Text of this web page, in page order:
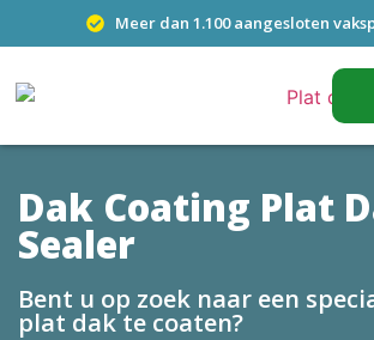
Meer dan 1.100 aangesloten
Dak Coating Plat
Sealer
Bent u op zoek naar een
plat dak te coaten?